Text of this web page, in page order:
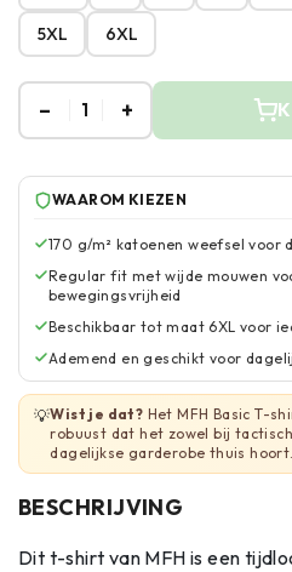
5XL 6XL
– 1 +
WAAROM KIEZEN
170 g/m² katoenen weefsel voor
Regular fit met wijde mouwen
bewegingsvrijheid
Beschikbaar tot maat 6XL voor
Ademend en geschikt voor
💡Wist je dat? Het MFH Basic T-
robuust dat het zowel bij
dagelijkse garderobe thuis hoort.
BESCHRIJVING
Dit t-shirt van MFH is een